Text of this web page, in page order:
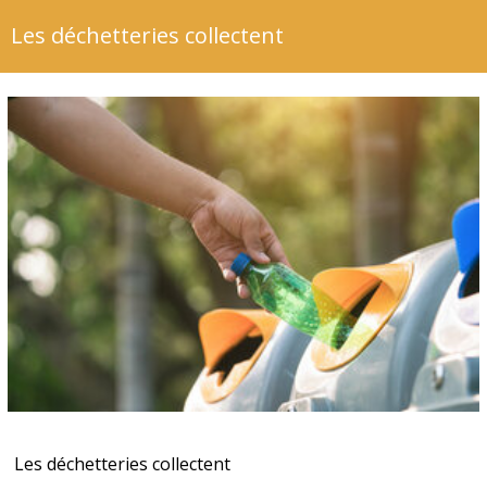
Les déchetteries collectent
Les déchetteries collectent